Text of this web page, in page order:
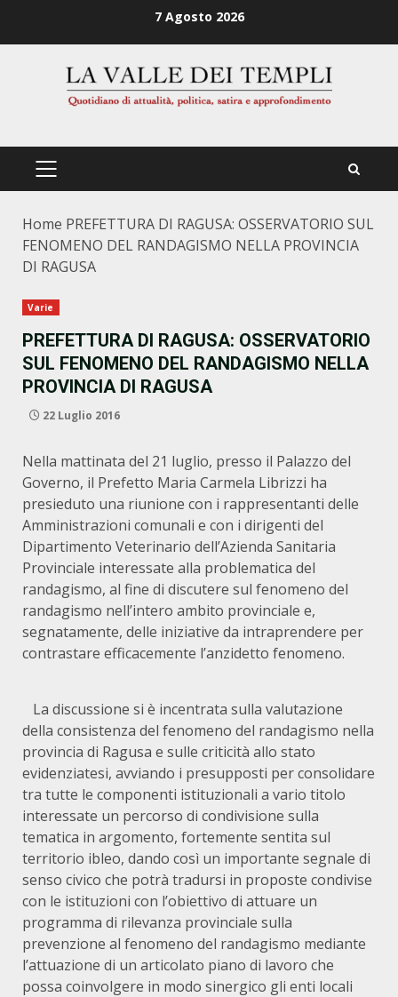
7 Agosto 2026
PRIMÄRES
Home PREFETTURA DI RAGUSA: OSSERVATORIO SUL
FENOMENO DEL RANDAGISMO NELLA PROVINCIA
DI RAGUSA
Varie
PREFETTURA DI RAGUSA: OSSERVATORIO
SUL FENOMENO DEL RANDAGISMO NELLA
PROVINCIA DI RAGUSA
22 Luglio 2016
Nella mattinata del 21 luglio, presso il Palazzo del
Governo, il Prefetto Maria Carmela Librizzi ha
presieduto una riunione con i rappresentanti delle
Amministrazioni comunali e con i dirigenti del
Dipartimento Veterinario dell’Azienda Sanitaria
Provinciale interessate alla problematica del
randagismo, al fine di discutere sul fenomeno del
randagismo nell’intero ambito provinciale e,
segnatamente, delle iniziative da intraprendere per
contrastare efficacemente l’anzidetto fenomeno.
La discussione si è incentrata sulla valutazione
della consistenza del fenomeno del randagismo nella
provincia di Ragusa e sulle criticità allo stato
evidenziatesi, avviando i presupposti per consolidare
tra tutte le componenti istituzionali a vario titolo
interessate un percorso di condivisione sulla
tematica in argomento, fortemente sentita sul
territorio ibleo, dando così un importante segnale di
senso civico che potrà tradursi in proposte condivise
con le istituzioni con l’obiettivo di attuare un
programma di rilevanza provinciale sulla
prevenzione al fenomeno del randagismo mediante
l’attuazione di un articolato piano di lavoro che
possa coinvolgere in modo sinergico gli enti locali